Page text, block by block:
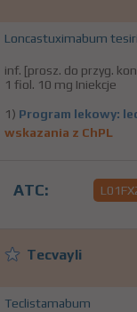
Loncastuximabum
inf. [prosz. do przyg.
1 fiol. 10 mg Iniekcje
1) Program lekowy:
wskazania z ChPL
ATC:
Tecvayli
Teclistamabum